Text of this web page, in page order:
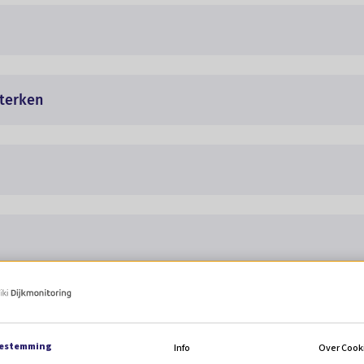
Info Over